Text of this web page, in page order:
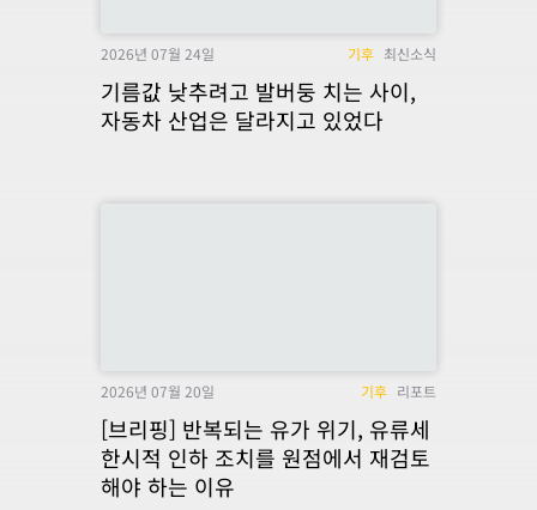
2026년 07월 24일 기후 최신소식
기름값 낮추려고 발버둥 치는 사이,
자동차 산업은 달라지고 있었다
2026년 07월 20일 기후 리포트
[브리핑] 반복되는 유가 위기, 유류세
한시적 인하 조치를 원점에서 재검토
해야 하는 이유